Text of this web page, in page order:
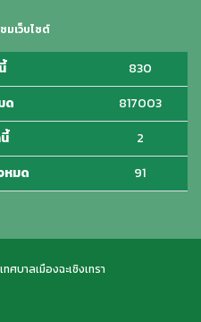
มเว็บไซต์
830
ด
817003
2
หมด
91
ศบาลเมืองฉะเชิงเทรา